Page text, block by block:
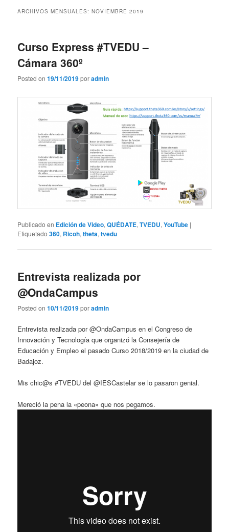
ARCHIVOS MENSUALES:NOVIEMBRE 2019
Curso Express #TVEDU –
Cámara 360º
Posted on19/11/2019poradmin
Publicado en Edición de Video,QUÉDATE,TVEDU,YouTube |
Etiquetado 360, Ricoh,theta,tvedu
Entrevista realizada por
@OndaCampus
Posted on10/11/2019poradmin
Entrevista realizada por @OndaCampus en el Congreso de
Innovación y Tecnología que organizó la Consejería de
Educación y Empleo el pasado Curso 2018/2019 en la ciudad de
Badajoz.
Mis chic@s #TVEDU del @IESCastelar se lo pasaron genial.
Mereció la pena la «peona» que nos pegamos.